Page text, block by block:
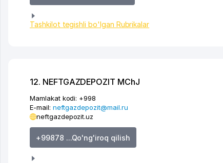
Tashkilot tegishli bo'lgan Rubrikalar
12. NEFTGAZDEPOZIT MChJ
Mamlakat kodi: +998
E-mail: neftgazdepozit@mail.ru
neftgazdepozit.uz
+99878 ...Qo'ng'iroq qilish